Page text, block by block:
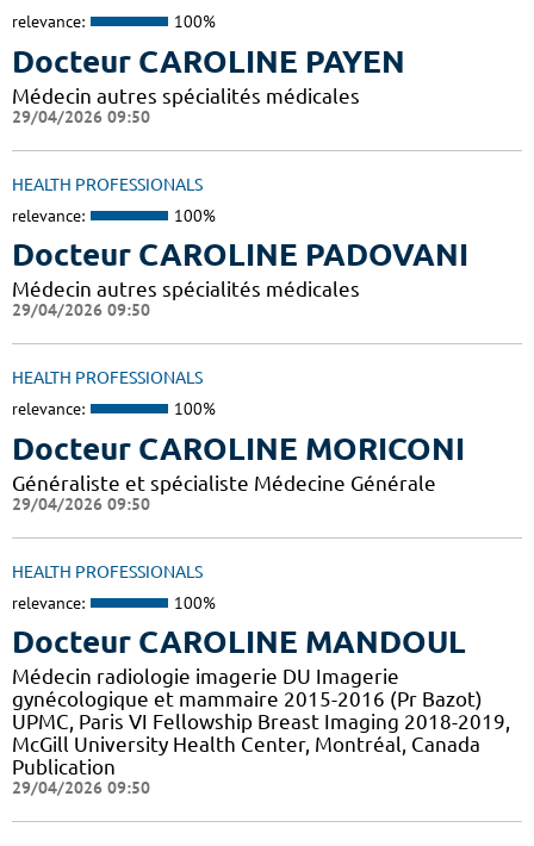
relevance: 100%
Docteur CAROLINE PAYEN
Médecin autres spécialités médicales
29/04/2026 09:50
HEALTH PROFESSIONALS
relevance: 100%
Docteur CAROLINE PADOVANI
Médecin autres spécialités médicales
29/04/2026 09:50
HEALTH PROFESSIONALS
relevance: 100%
Docteur CAROLINE MORICONI
Généraliste et spécialiste Médecine Générale
29/04/2026 09:50
HEALTH PROFESSIONALS
relevance: 100%
Docteur CAROLINE MANDOUL
Médecin radiologie imagerie DU Imagerie
gynécologique et mammaire 2015-2016 (Pr Bazot)
UPMC, Paris VI Fellowship Breast Imaging 2018-2019,
McGill University Health Center, Montréal, Canada
Publication
29/04/2026 09:50